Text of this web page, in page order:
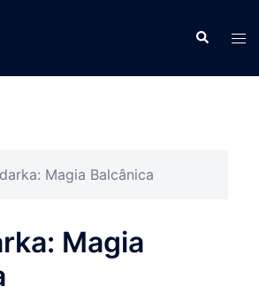
Search
Magia Balcânica
Magia